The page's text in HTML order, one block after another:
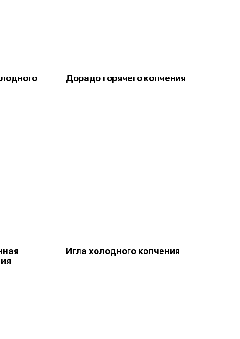
Дорадо горячего копчения
Игла холодного копчения